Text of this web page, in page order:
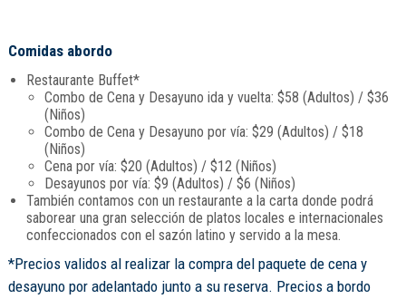
Comidas abordo
Restaurante Buffet*
Combo de Cena y Desayuno ida y vuelta: $58 (Adultos) / $36
(Niños)
Combo de Cena y Desayuno por vía: $29 (Adultos) / $18
(Niños)
Cena por vía: $20 (Adultos) / $12 (Niños)
Desayunos por vía: $9 (Adultos) / $6 (Niños)
También contamos con un restaurante a la carta donde podrá
saborear una gran selección de platos locales e internacionales
confeccionados con el sazón latino y servido a la mesa.
*Precios validos al realizar la compra del paquete de cena y
desayuno por adelantado junto a su reserva. Precios a bordo